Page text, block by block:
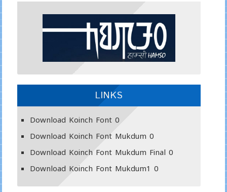
LINKS
Download Koinch Font0
Download Koinch Font Mukdum 0
Download Koinch Font Mukdum Final 0
Download Koinch Font Mukdum1 0